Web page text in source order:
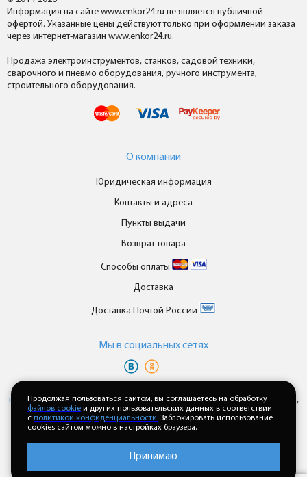
Информация на сайте www.enkor24.ru не является публичной
офертой. Указанные цены действуют только при оформлении заказа
через интернет-магазин www.enkor24.ru.
Продажа электроинструментов, станков, садовой техники,
сварочного и пневмо оборудования, ручного инструмента,
строительного оборудования.
О компании
Юридическая информация
Контакты и адреса
Пункты выдачи
Возврат товара
Способы оплаты
Доставка
Доставка Почтой России
Мы в cоциальных сетях
персональных данныхипользовательского соглашениякаждый раз,
когда оставляете свои данные в любой форме обратной связи на
сайте enkor24.ru
Продолжая пользоваться сайтом, вы соглашаетесь на обработку
файлов cookie и других пользовательских данных в соответствии
с политикой конфиденциальности. Заблокировать использование
cookies сайтом можно в настройках браузера.
Принимаю